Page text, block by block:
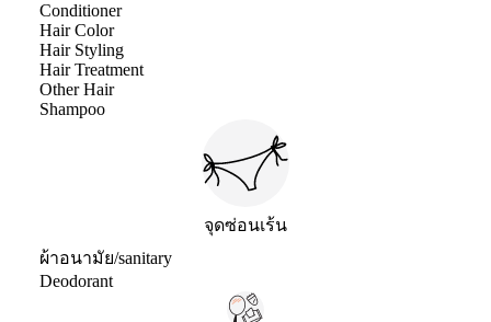
Conditioner
Hair Color
Hair Styling
Hair Treatment
Other Hair
Shampoo
จุดซ่อนเร้น
ผ้าอนามัย/sanitary
Deodorant